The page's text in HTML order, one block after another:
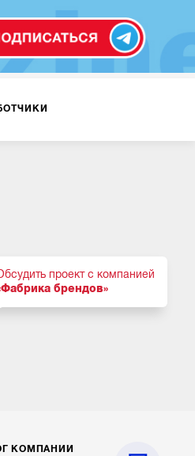
проект с компанией
брендов»
КОМПАНИИ